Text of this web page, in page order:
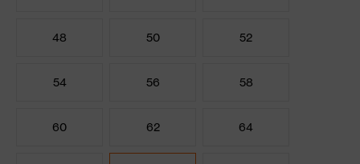
48 50 52
54 56 58
60 62 64